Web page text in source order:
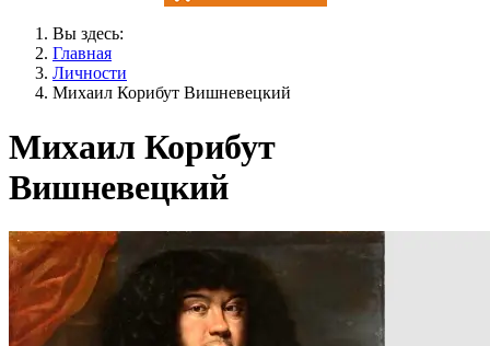
Вы здесь:
Главная
Личности
Михаил Корибут Вишневецкий
Михаил Корибут
Вишневецкий